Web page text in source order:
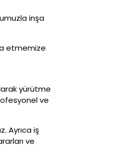
inşa
etmemize
yürütme
ve
Ayrıca iş
ve